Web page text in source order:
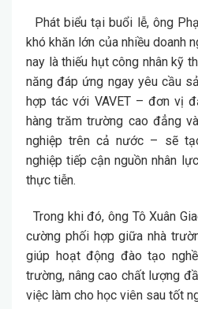
Phát biểu tại buổi lễ, ông
khó khăn lớn của nhiều doanh
nay là thiếu hụt công nhân kỹ
năng đáp ứng ngay yêu cầu
hợp tác với VAVET – đơn vị
hàng trăm trường cao đẳng
nghiệp trên cả nước – sẽ
nghiệp tiếp cận nguồn nhân
thực tiễn.
Trong khi đó, ông Tô Xuân
cường phối hợp giữa nhà
giúp hoạt động đào tạo
trường, nâng cao chất lượng
việc làm cho học viên sau tốt